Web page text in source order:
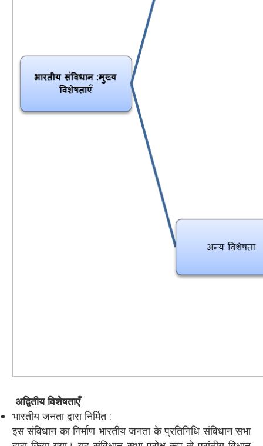
अद्वितीय विशेषताएँ
भारतीय जनता द्वारा निर्मित :
इस संविधान का निर्माण भारतीय जनता के प्रतिनिधि संविधान सभा